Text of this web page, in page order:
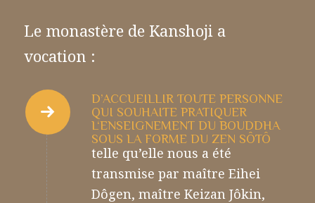
Le monastère de Kanshoji a
vocation :
D’ACCUEILLIR TOUTE PERSONNE
QUI SOUHAITE PRATIQUER
L‘ENSEIGNEMENT DU BOUDDHA
SOUS LA FORME DU ZEN SÔTÔ
telle qu’elle nous a été
transmise par maître Eihei
Dôgen, maître Keizan Jôkin,